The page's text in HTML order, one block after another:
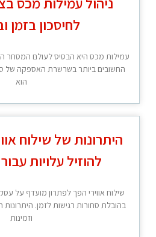
לחיסכון בזמן
עמילות מכס היא הבסיס לעולם המסחר
החשובים ביותר בשרשרת האספקה של
הוא
היתרונות של שילוח
להוזיל עלויות
שילוח אווירי הפך לפתרון מועדף על
בהובלת סחורות רגישות לזמן.
וזמינות